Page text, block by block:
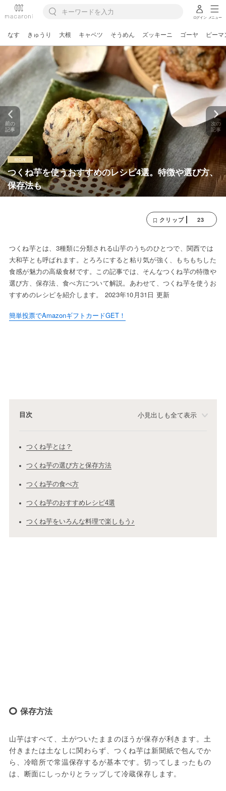
ログイン メニュー
なす きゅうり 大根 キャベツ そうめん ズッキーニ ゴーヤ ピーマ
つくね芋を使うおすすめのレシピ4選。特徴や選び方、
保存法も
前の
記事
次の
記事
クリップ 23
つくね芋とは、3種類に分類される山芋のうちのひとつで、関西では
大和芋とも呼ばれます。とろろにすると粘り気が強く、もちもちした
食感が魅力の高級食材です。この記事では、そんなつくね芋の特徴や
選び方、保存法、食べ方について解説。あわせて、つくね芋を使うお
すすめのレシピを紹介します。 2023年10月31日 更新
簡単投票でAmazonギフトカードGET！
目次 小見出しも全て表示
つくね芋とは？
つくね芋の選び方と保存方法
つくね芋の食べ方
つくね芋のおすすめレシピ4選
つくね芋をいろんな料理で楽しもう♪
保存方法
山芋はすべて、土がついたままのほうが保存が利きます。土
付きまたは土なしに関わらず、つくね芋は新聞紙で包んでか
ら、冷暗所で常温保存するが基本です。切ってしまったもの
は、断面にしっかりとラップして冷蔵保存します。